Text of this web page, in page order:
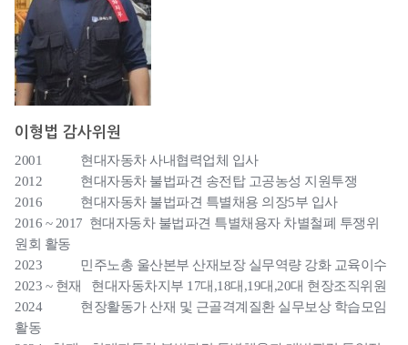
이형법 감사위원
2001 현대자동차 사내협력업체 입사
2012 현대자동차 불법파견 송전탑 고공농성 지원투쟁
2016 현대자동차 불법파견 특별채용 의장5부 입사
2016 ~ 2017 현대자동차 불법파견 특별채용자 차별철폐 투쟁위
원회 활동
2023 민주노총 울산본부 산재보장 실무역량 강화 교육이수
2023 ~ 현재 현대자동차지부 17대,18대,19대,20대 현장조직위원
2024 현장활동가 산재 및 근골격계질환 실무보상 학습모임
활동